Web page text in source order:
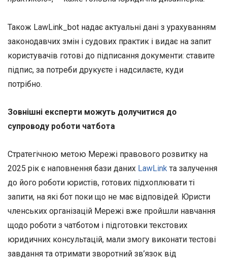
Також LawLink_bot надає актуальні дані з урахуванням
законодавчих змін і судових практик і видає на запит
користувачів готові до підписання документи: ставите
підпис, за потреби друкуєте і надсилаєте, куди
потрібно.
Зовнішні експерти можуть долучитися до
супроводу роботи чатбота
Стратегічною метою Мережі правового розвитку на
2025 рік є наповнення бази даних LawLink та залучення
до його роботи юристів, готових підхоплювати ті
запити, на які бот поки що не має відповідей. Юристи
членських організацій Мережі вже пройшли навчання
щодо роботи з чатботом і підготовки текстових
юридичних консультацій, мали змогу виконати тестові
завдання та отримати зворотний зв’язок від